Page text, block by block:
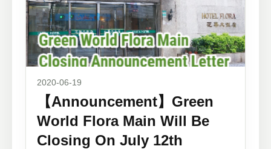
2020-06-19
【Announcement】Green
World Flora Main Will Be
Closing On July 12th